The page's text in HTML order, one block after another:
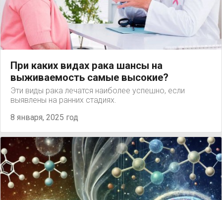
При каких видах рака шансы на
выживаемость самые высокие?
Эти виды рака лечатся наиболее успешно, если
выявлены на ранних стадиях.
8 января, 2025 год